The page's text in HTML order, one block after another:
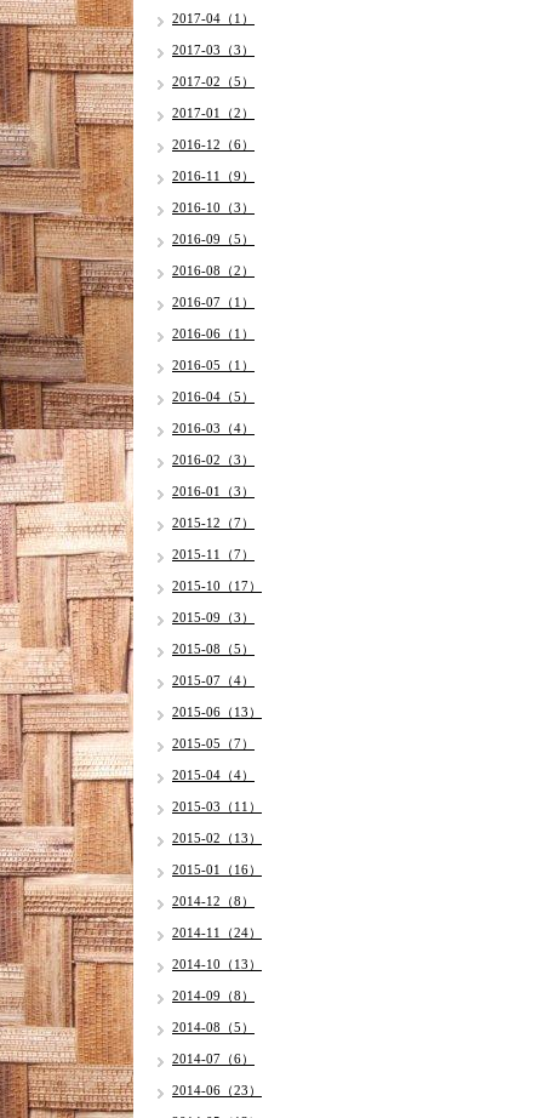
2017-04（1）
2017-03（3）
2017-02（5）
2017-01（2）
2016-12（6）
2016-11（9）
2016-10（3）
2016-09（5）
2016-08（2）
2016-07（1）
2016-06（1）
2016-05（1）
2016-04（5）
2016-03（4）
2016-02（3）
2016-01（3）
2015-12（7）
2015-11（7）
2015-10（17）
2015-09（3）
2015-08（5）
2015-07（4）
2015-06（13）
2015-05（7）
2015-04（4）
2015-03（11）
2015-02（13）
2015-01（16）
2014-12（8）
2014-11（24）
2014-10（13）
2014-09（8）
2014-08（5）
2014-07（6）
2014-06（23）